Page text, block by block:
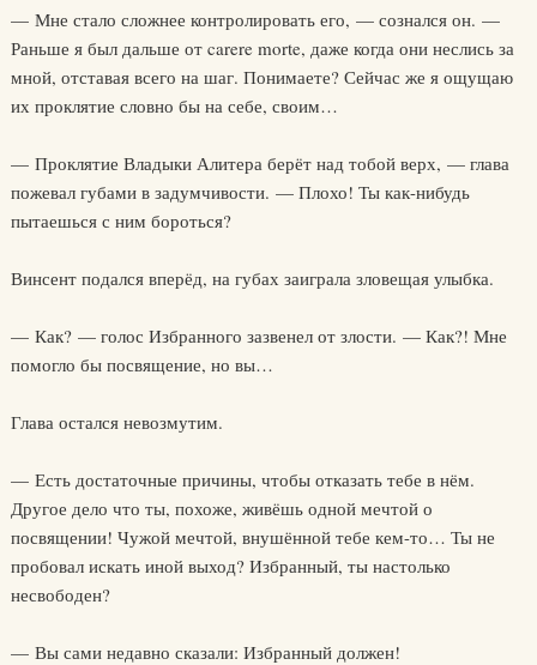
— Мне стало сложнее контролировать его, — сознался он. —
Раньше я был дальше от carere morte, даже когда они неслись за
мной, отставая всего на шаг. Понимаете? Сейчас же я ощущаю
их проклятие словно бы на себе, своим…
— Проклятие Владыки Алитера берёт над тобой верх, — глава
пожевал губами в задумчивости. — Плохо! Ты как-нибудь
пытаешься с ним бороться?
Винсент подался вперёд, на губах заиграла зловещая улыбка.
— Как? — голос Избранного зазвенел от злости. — Как?! Мне
помогло бы посвящение, но вы…
Глава остался невозмутим.
— Есть достаточные причины, чтобы отказать тебе в нём.
Другое дело что ты, похоже, живёшь одной мечтой о
посвящении! Чужой мечтой, внушённой тебе кем-то… Ты не
пробовал искать иной выход? Избранный, ты настолько
несвободен?
— Вы сами недавно сказали: Избранный должен!